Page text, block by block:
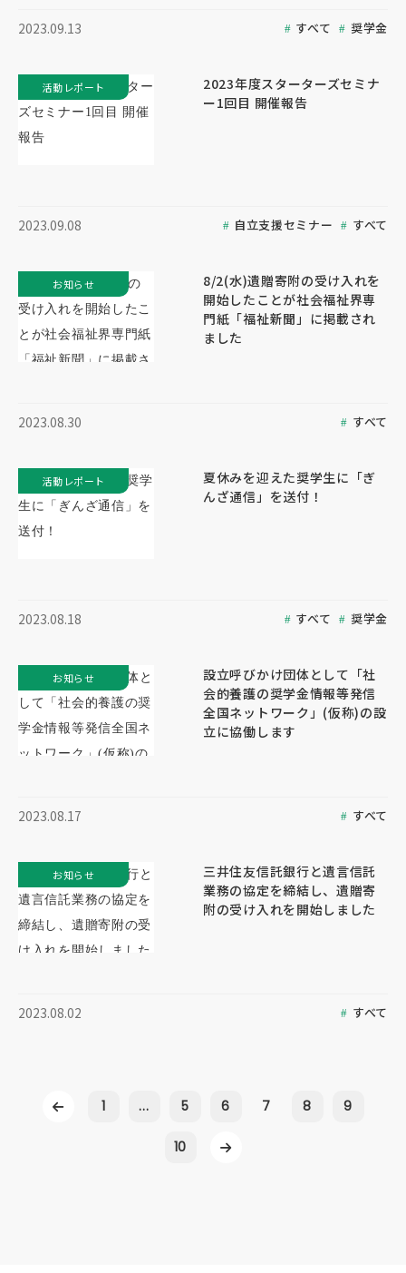
2023.09.13 すべて 奨学金
2023年度スターターズセミナ
ー1回目 開催報告
2023.09.08 自立支援セミナー すべて
活動レポート
8/2(水)遺贈寄附の受け入れを
開始したことが社会福祉界専
門紙「福祉新聞」に掲載され
ました
2023.08.30 すべて
お知らせ
夏休みを迎えた奨学生に「ぎ
んざ通信」を送付！
2023.08.18 すべて 奨学金
活動レポート
設立呼びかけ団体として「社
会的養護の奨学金情報等発信
全国ネットワーク」(仮称)の設
立に協働します
2023.08.17 すべて
お知らせ
三井住友信託銀行と遺言信託
業務の協定を締結し、遺贈寄
附の受け入れを開始しました
2023.08.02 すべて
お知らせ
1 ... 5 6 7 8 9
10